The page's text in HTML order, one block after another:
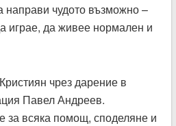
чудото възможно –
играе, да живее нормален и
чрез дарение в
Павел Андреев.
за всяка помощ, споделяне и